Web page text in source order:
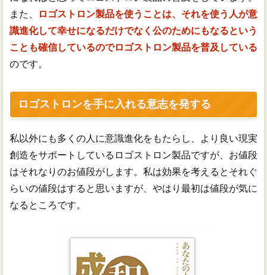
また、
ロゴストロン製品を使うことは、それを使う人が意
識進化して幸せになるだけでなく公のためにもなるという
ことも確信しているのでロゴストロン製品を普及している
のです。
ロゴストロンを手に入れる意志を発する
私以外にも多くの人に意識進化をもたらし、より良い現実
創造をサポートしているロゴストロン製品ですが、お値段
はそれなりのお値段がします。私は効果を考えるとそれぐ
らいの値段はすると思いますが、やはり最初は値段が気に
なるところです。